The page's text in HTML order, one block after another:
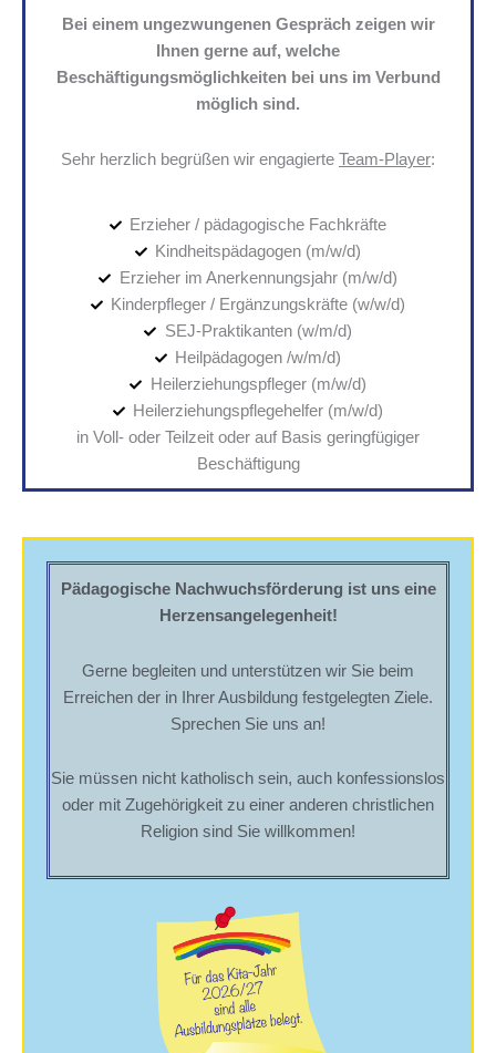
Bei einem ungezwungenen Gespräch zeigen wir
Ihnen gerne auf, welche
Beschäftigungsmöglichkeiten bei uns im Verbund
möglich sind.
Sehr herzlich begrüßen wir engagierte Team-Player:
Erzieher / pädagogische Fachkräfte
Kindheitspädagogen (m/w/d)
Erzieher im Anerkennungsjahr (m/w/d)
Kinderpfleger / Ergänzungskräfte (w/w/d)
SEJ-Praktikanten (w/m/d)
Heilpädagogen /w/m/d)
Heilerziehungspfleger (m/w/d)
Heilerziehungspflegehelfer (m/w/d)
in Voll- oder Teilzeit oder auf Basis geringfügiger
Beschäftigung
Pädagogische Nachwuchsförderung ist uns eine
Herzensangelegenheit!
Gerne begleiten und unterstützen wir Sie beim
Erreichen der in Ihrer Ausbildung festgelegten Ziele.
Sprechen Sie uns an!
Sie müssen nicht katholisch sein, auch konfessionslos
oder mit Zugehörigkeit zu einer anderen christlichen
Religion sind Sie willkommen!